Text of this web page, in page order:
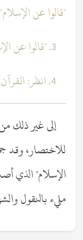
"قالوا عن الإسلام"
3. "قالوا عن الإسلام" (ص 123).
4. انظر: القرآن والمستشرقون، د. التهامي نقرة (ص 25).
إلى غير ذلك من
للاختصار، وقد
الإسلام" الذي
مليء بالنقول